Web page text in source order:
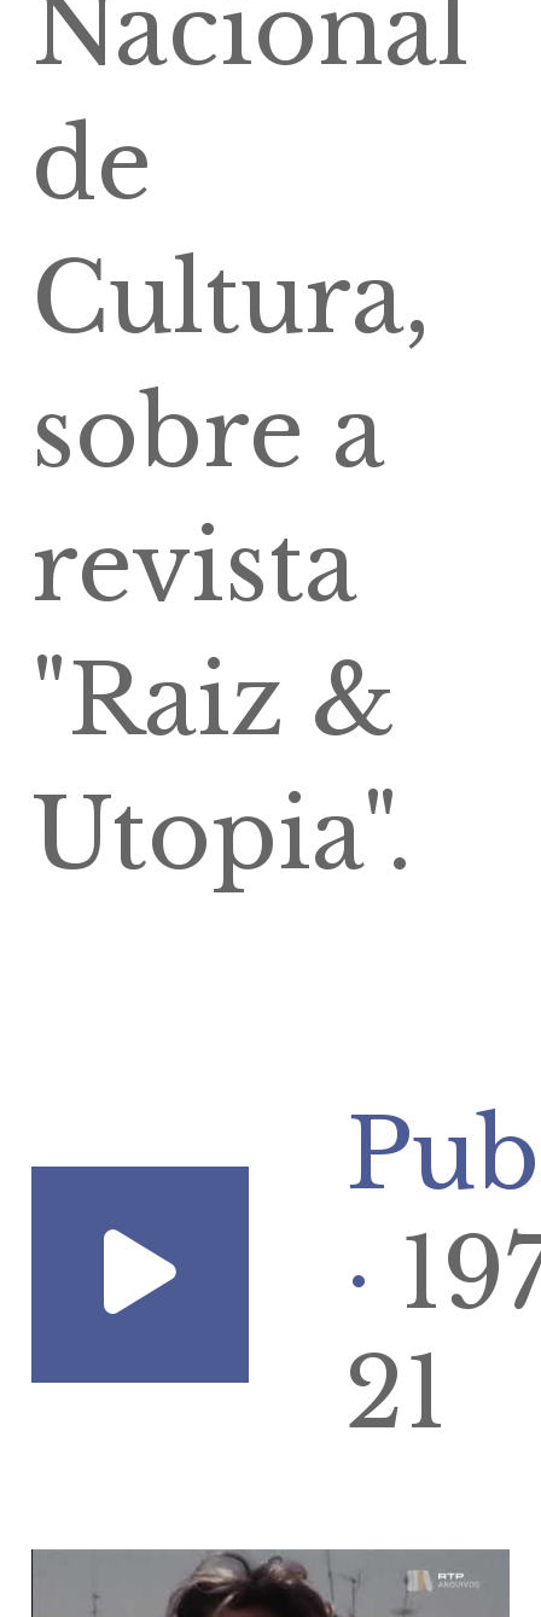
Nacional
de
Cultura,
sobre a
revista
"Raiz &
Utopia".
·
21